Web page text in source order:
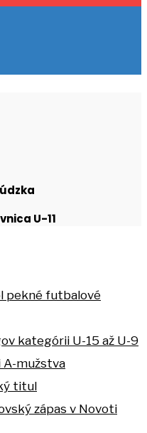
U-11
pekné futbalové
kategórii U-15 až U-9
A-mužstva
titul
zápas v Novoti